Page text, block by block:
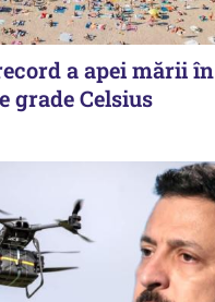
a apei mării în
grade Celsius